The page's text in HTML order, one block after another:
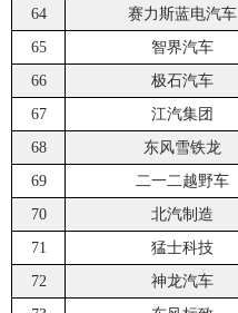
64
赛力斯蓝电汽车
65
智界汽车
66
极石汽车
67
江汽集团
68
东风雪铁龙
69
二一二越野车
70
北汽制造
71
猛士科技
72
神龙汽车